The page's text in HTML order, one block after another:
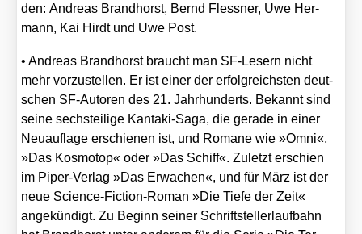
den:Andre­as Brand­horst, Bernd Fless­ner, Uwe Her­
mann, Kai Hirdt und Uwe Post.
•Andre­as Brand­horst braucht man SF-Lesern nicht
mehr vor­zu­stel­len. Er ist einer der erfolg­reichs­ten deut­
schen SF-Autoren des 21. Jahr­hun­derts. Bekannt sind
sei­ne sechs­tei­li­ge Kan­ta­ki-Saga, die gera­de in einer
Neu­auf­la­ge erschie­nen ist, und Roma­ne wie »Omni«,
»Das Kos­mo­top« oder »Das Schiff«. Zuletzt erschien
im Piper-Ver­lag »Das Erwa­chen«, und für März ist der
neue Sci­ence-Fic­tion-Roman »Die Tie­fe der Zeit«
ange­kün­digt. Zu Beginn sei­ner Schrift­stel­ler­lauf­bahn